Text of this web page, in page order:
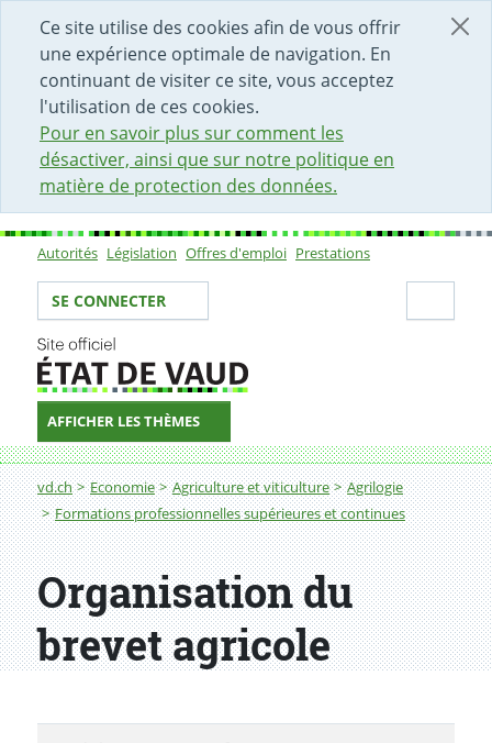
Ce site utilise des cookies afin de vous offrir
une expérience optimale de navigation. En
continuant de visiter ce site, vous acceptez
l'utilisation de ces cookies.
Pour en savoir plus sur comment les
désactiver, ainsi que sur notre politique en
matière de protection des données.
DÉBUT DU CONTENU DE LA PAGE
ACCÈS AU CHAMP DE RECHERCHE
PAGE D'ACCUEIL
FORMULAIRE DE CONTACT
Sous-navigation
Autorités Législation Offres d'emploi Prestations
Votre identité
SE CONNECTER
AFFICHER LES THÈMES
Fil d'Ariane
vd.ch Economie Agriculture et viticulture
Agrilogie
Formations professionnelles supérieures et continues
Organisation du
brevet agricole